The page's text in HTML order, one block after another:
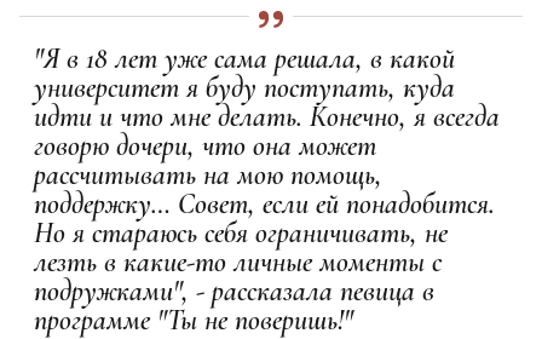
"Я в 18 лет уже сама решала, в какой
университет я буду поступать, куда
идти и что мне делать. Конечно, я всегда
говорю дочери, что она может
рассчитывать на мою помощь,
поддержку… Совет, если ей понадобится.
Но я стараюсь себя ограничивать, не
лезть в какие-то личные моменты с
подружками", - рассказала певица в
программе "Ты не поверишь!"